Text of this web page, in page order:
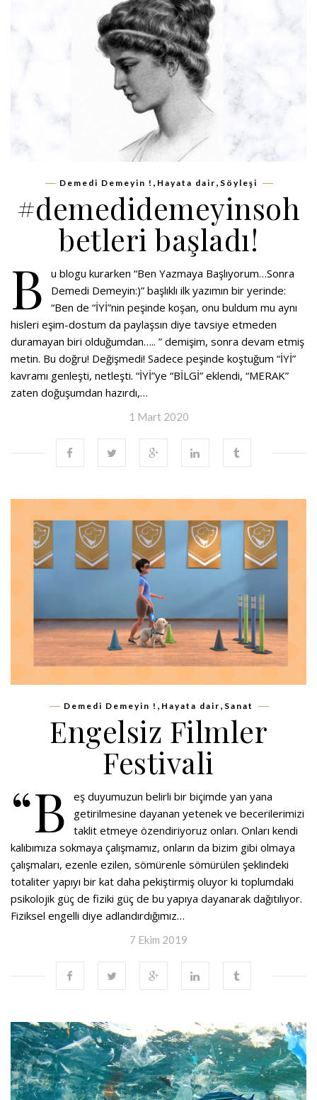
Demedi Demeyin ! , Hayata dair , Söyleşi
#demedidemeyinsoh
betleri başladı!
B
u blogu kurarken “Ben Yazmaya Başlıyorum…Sonra
Demedi Demeyin:)” başlıklı ilk yazımın bir yerinde:
“Ben de “İYİ”nin peşinde koşan, onu buldum mu aynı
hisleri eşim-dostum da paylaşsın diye tavsiye etmeden
duramayan biri olduğumdan….. ” demişim, sonra devam etmiş
metin. Bu doğru! Değişmedi! Sadece peşinde koştuğum “İYİ”
kavramı genleşti, netleşti. “İYİ”ye “BİLGİ” eklendi, “MERAK”
zaten doğuşumdan hazırdı,…
1 Mart 2020
Demedi Demeyin ! Hayata dair Sanat
Engelsiz Filmler
Festivali
“B
eş duyumuzun belirli bir biçimde yan yana
getirilmesine dayanan yetenek ve becerilerimizi
taklit etmeye özendiriyoruz onları. Onları kendi
kalıbımıza sokmaya çalışmamız, onların da bizim gibi olmaya
çalışmaları, ezenle ezilen, sömürenle sömürülen şeklindeki
totaliter yapıyı bir kat daha pekiştirmiş oluyor ki toplumdaki
psikolojik güç de fiziki güç de bu yapıya dayanarak dağıtılıyor.
Fiziksel engelli diye adlandırdığımız…
7 Ekim 2019